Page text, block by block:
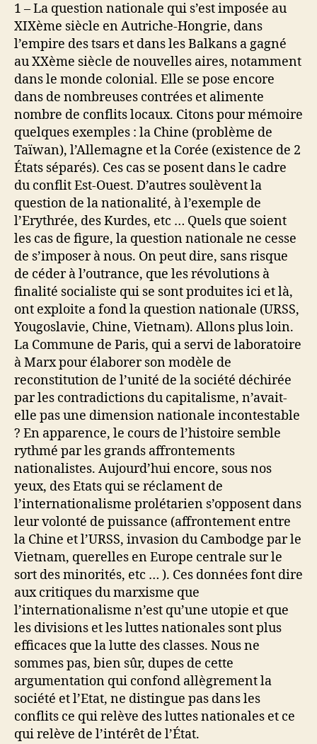
1 – La question nationale qui s’est imposée au
XIXème siècle en Autriche-Hongrie, dans
l’empire des tsars et dans les Balkans a gagné
au XXème siècle de nouvelles aires, notamment
dans le monde colonial. Elle se pose encore
dans de nombreuses contrées et alimente
nombre de conflits locaux. Citons pour mémoire
quelques exemples : la Chine (problème de
Taïwan), l’Allemagne et la Corée (existence de 2
États séparés). Ces cas se posent dans le cadre
du conflit Est-Ouest. D’autres soulèvent la
question de la nationalité, à l’exemple de
l’Erythrée, des Kurdes, etc … Quels que soient
les cas de figure, la question nationale ne cesse
de s’imposer à nous. On peut dire, sans risque
de céder à l’outrance, que les révolutions à
finalité socialiste qui se sont produites ici et là,
ont exploite a fond la question nationale (URSS,
Yougoslavie, Chine, Vietnam). Allons plus loin.
La Commune de Paris, qui a servi de laboratoire
à Marx pour élaborer son modèle de
reconstitution de l’unité de la société déchirée
par les contradictions du capitalisme, n’avait-
elle pas une dimension nationale incontestable
? En apparence, le cours de l’histoire semble
rythmé par les grands affrontements
nationalistes. Aujourd’hui encore, sous nos
yeux, des Etats qui se réclament de
l’internationalisme prolétarien s’opposent dans
leur volonté de puissance (affrontement entre
la Chine et l’URSS, invasion du Cambodge par le
Vietnam, querelles en Europe centrale sur le
sort des minorités, etc … ). Ces données font dire
aux critiques du marxisme que
l’internationalisme n’est qu’une utopie et que
les divisions et les luttes nationales sont plus
efficaces que la lutte des classes. Nous ne
sommes pas, bien sûr, dupes de cette
argumentation qui confond allègrement la
société et l’Etat, ne distingue pas dans les
conflits ce qui relève des luttes nationales et ce
qui relève de l’intérêt de l’État.